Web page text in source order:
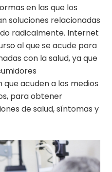
en las que los
soluciones relacionadas
radicalmente. Internet
al que se acude para
con la salud, ya que
acuden a los medios
para obtener
de salud, síntomas y